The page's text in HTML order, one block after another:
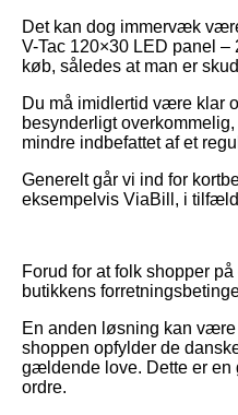
Det kan dog immervæk
V-Tac 120×30 LED panel
køb, således at man er
Du må imidlertid være klar
besynderligt
mindre indbefattet af et
Generelt går vi ind for
eksempelvis ViaBill, i
Forud for at folk shopper
butikkens
En anden løsning kan
shoppen opfylder de
gældende love. Dette er en
ordre.